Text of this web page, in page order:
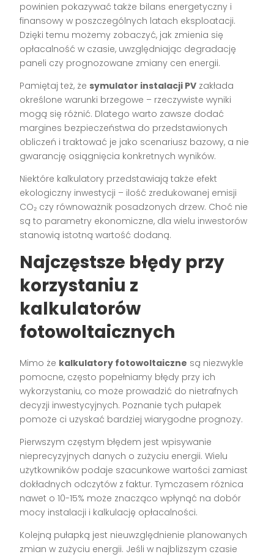
powinien pokazywać także bilans energetyczny i
finansowy w poszczególnych latach eksploatacji.
Dzięki temu możemy zobaczyć, jak zmienia się
opłacalność w czasie, uwzględniając degradację
paneli czy prognozowane zmiany cen energii.
Pamiętaj też, że symulator instalacji PV zakłada
określone warunki brzegowe – rzeczywiste wyniki
mogą się różnić. Dlatego warto zawsze dodać
margines bezpieczeństwa do przedstawionych
obliczeń i traktować je jako scenariusz bazowy, a nie
gwarancję osiągnięcia konkretnych wyników.
Niektóre kalkulatory przedstawiają także efekt
ekologiczny inwestycji – ilość zredukowanej emisji
CO₂ czy równoważnik posadzonych drzew. Choć nie
są to parametry ekonomiczne, dla wielu inwestorów
stanowią istotną wartość dodaną.
Najczęstsze błędy przy
korzystaniu z
kalkulatorów
fotowoltaicznych
Mimo że kalkulatory fotowoltaiczne są niezwykle
pomocne, często popełniamy błędy przy ich
wykorzystaniu, co może prowadzić do nietrafnych
decyzji inwestycyjnych. Poznanie tych pułapek
pomoże ci uzyskać bardziej wiarygodne prognozy.
Pierwszym częstym błędem jest wpisywanie
nieprecyzyjnych danych o zużyciu energii. Wielu
użytkowników podaje szacunkowe wartości zamiast
dokładnych odczytów z faktur. Tymczasem różnica
nawet o 10-15% może znacząco wpłynąć na dobór
mocy instalacji i kalkulację opłacalności.
Kolejną pułapką jest nieuwzględnienie planowanych
zmian w zużyciu energii. Jeśli w najbliższym czasie